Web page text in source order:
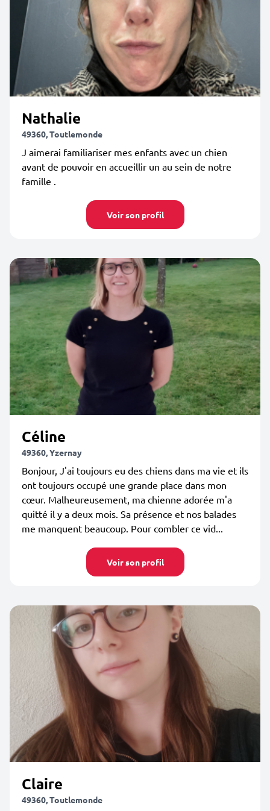
Nathalie
49360, Toutlemonde
J aimerai familiariser mes enfants avec un chien
avant de pouvoir en accueillir un au sein de notre
famille .
Voir son profil
Céline
49360, Yzernay
Bonjour, J'ai toujours eu des chiens dans ma vie et ils
ont toujours occupé une grande place dans mon
cœur. Malheureusement, ma chienne adorée m'a
quitté il y a deux mois. Sa présence et nos balades
me manquent beaucoup. Pour combler ce vid...
Voir son profil
Claire
49360, Toutlemonde